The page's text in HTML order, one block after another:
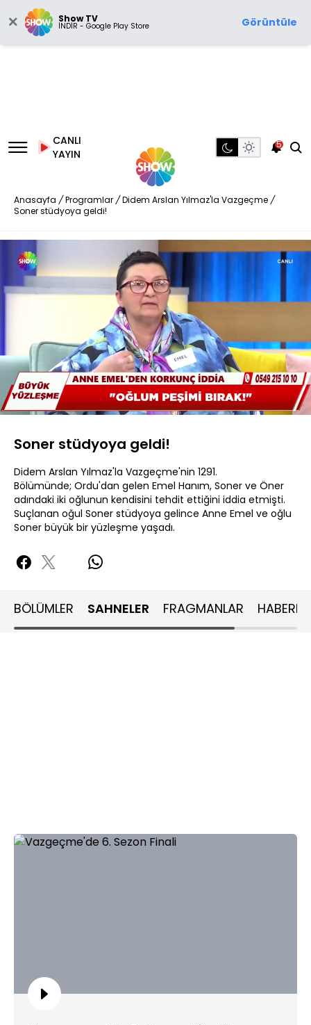
Show TV
İNDİR - Google Play Store Görüntüle
CANLI
YAYIN
5
Anasayfa / Programlar / Didem Arslan Yılmaz'la Vazgeçme /
Soner stüdyoya geldi!
Sesi
Aç
Yüklendi :
18.01%
Oynatma
Hızı
Soner stüdyoya geldi!
Didem Arslan Yılmaz'la Vazgeçme'nin 1291.
Bölümünde; Ordu'dan gelen Emel Hanım, Soner ve Öner
adındaki iki oğlunun kendisini tehdit ettiğini iddia etmişti.
Suçlanan oğul Soner stüdyoya gelince Anne Emel ve oğlu
Soner büyük bir yüzleşme yaşadı.
BÖLÜMLER SAHNELER FRAGMANLAR